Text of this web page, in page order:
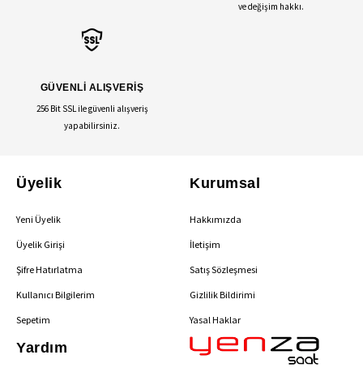
ve değişim hakkı.
GÜVENLİ ALIŞVERİŞ
256 Bit SSL ile güvenli alışveriş
yapabilirsiniz.
Üyelik
Yeni Üyelik
Üyelik Girişi
Şifre Hatırlatma
Kullanıcı Bilgilerim
Sepetim
Kurumsal
Hakkımızda
İletişim
Satış Sözleşmesi
Gizlilik Bildirimi
Yasal Haklar
Yardım